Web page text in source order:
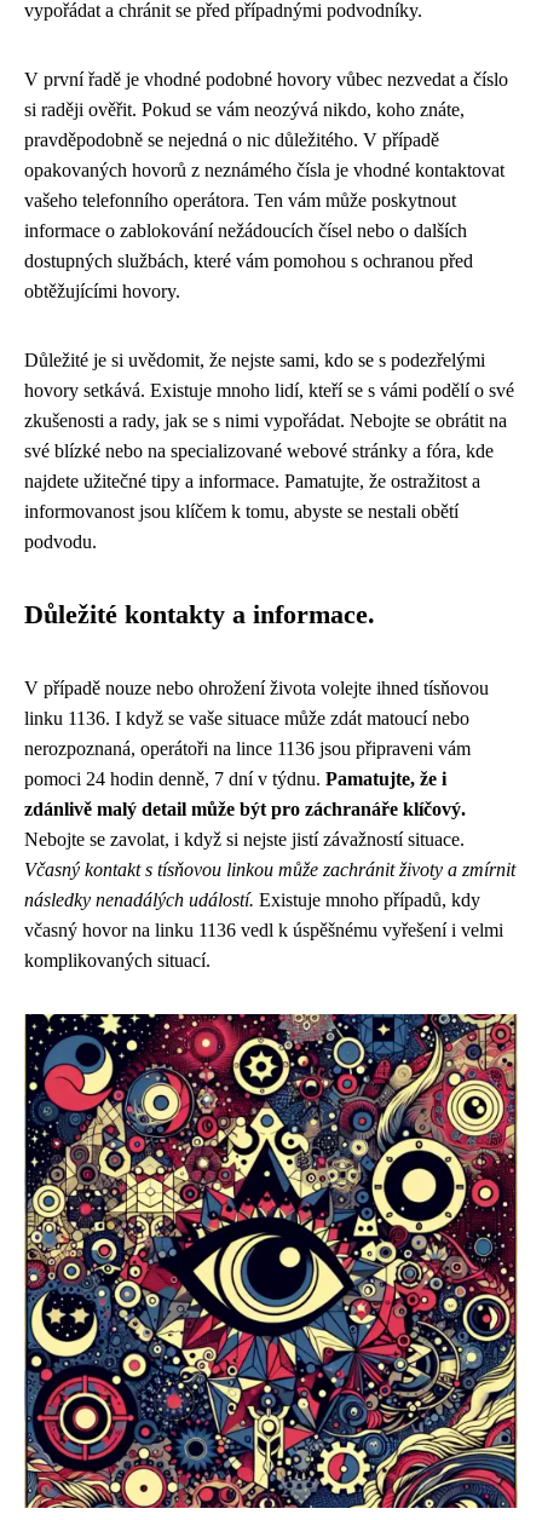
vypořádat a chránit se před případnými podvodníky.
V první řadě je vhodné podobné hovory vůbec nezvedat a číslo
si raději ověřit. Pokud se vám neozývá nikdo, koho znáte,
pravděpodobně se nejedná o nic důležitého. V případě
opakovaných hovorů z neznámého čísla je vhodné kontaktovat
vašeho telefonního operátora. Ten vám může poskytnout
informace o zablokování nežádoucích čísel nebo o dalších
dostupných službách, které vám pomohou s ochranou před
obtěžujícími hovory.
Důležité je si uvědomit, že nejste sami, kdo se s podezřelými
hovory setkává. Existuje mnoho lidí, kteří se s vámi podělí o své
zkušenosti a rady, jak se s nimi vypořádat. Nebojte se obrátit na
své blízké nebo na specializované webové stránky a fóra, kde
najdete užitečné tipy a informace. Pamatujte, že ostražitost a
informovanost jsou klíčem k tomu, abyste se nestali obětí
podvodu.
Důležité kontakty a informace.
V případě nouze nebo ohrožení života volejte ihned tísňovou
linku 1136. I když se vaše situace může zdát matoucí nebo
nerozpoznaná, operátoři na lince 1136 jsou připraveni vám
pomoci 24 hodin denně, 7 dní v týdnu. Pamatujte, že i
zdánlivě malý detail může být pro záchranáře klíčový.
Nebojte se zavolat, i když si nejste jistí závažností situace.
Včasný kontakt s tísňovou linkou může zachránit životy a zmírnit
následky nenadálých událostí. Existuje mnoho případů, kdy
včasný hovor na linku 1136 vedl k úspěšnému vyřešení i velmi
komplikovaných situací.